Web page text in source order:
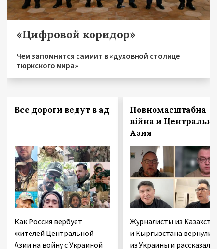
«Цифровой коридор»
Чем запомнится саммит в «духовной столице
тюркского мира»
Все дороги ведут в ад
Как Россия вербует
жителей Центральной
Азии на войну с Украиной
Повномасштабна
війна и
Азия
Журналисты из
и Кыргызстана
из Украины и рассказали,